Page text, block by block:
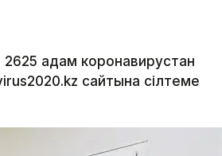
2625 адам коронавирустан
сайтына сілтеме